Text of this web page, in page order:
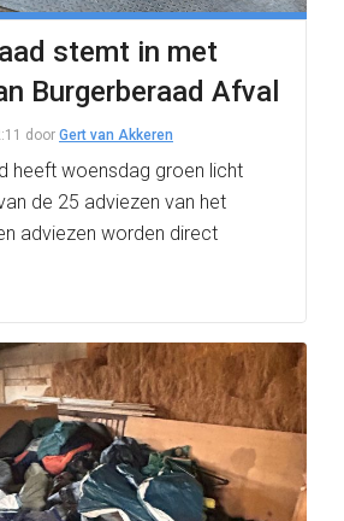
stemt in met
Burgerberaad Afval
door Gert van Akkeren
heeft woensdag groen licht
de 25 adviezen van het
adviezen worden direct